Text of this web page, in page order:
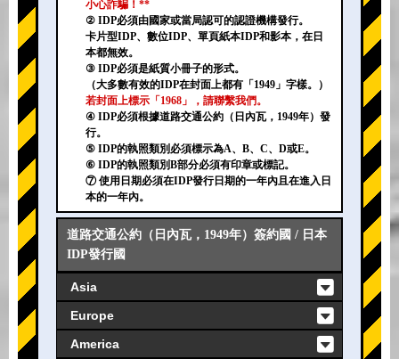
小心詐騙！**
② IDP必須由國家或當局認可的認證機構發行。
卡片型IDP、數位IDP、單頁紙本IDP和影本，在日
本都無效。
③ IDP必須是紙質小冊子的形式。
（大多數有效的IDP在封面上都有「1949」字樣。）
若封面上標示「1968」，請聯繫我們。
④ IDP必須根據道路交通公約（日內瓦，1949年）發
行。
⑤ IDP的執照類別必須標示為A、B、C、D或E。
⑥ IDP的執照類別B部分必須有印章或標記。
⑦ 使用日期必須在IDP發行日期的一年內且在進入日
本的一年內。
道路交通公約（日內瓦，1949年）簽約國 / 日本
IDP發行國
Asia
Europe
America